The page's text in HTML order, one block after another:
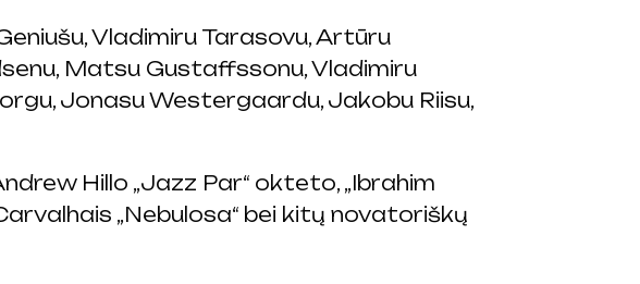
Vladimiru Tarasovu, Artūru
Matsu Gustaffssonu, Vladimiru
Jonasu Westergaardu, Jakobu Riisu,
Hillo „Jazz Par“ okteto, „Ibrahim
„Nebulosa“ bei kitų novatoriškų